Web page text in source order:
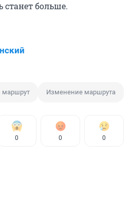
станет больше.
маршрут Изменение маршрута
0 0 0